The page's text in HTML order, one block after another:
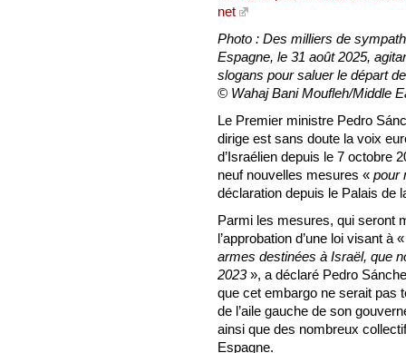
net
Photo : Des milliers de
Espagne, le 31 août 2025,
slogans pour saluer le départ
© Wahaj Bani Moufleh/Middle
Le Premier ministre Pedro
dirige est sans doute la voix
d’Israélien depuis le 7 octobre
neuf nouvelles mesures « pour
déclaration depuis le Palais de
Parmi les mesures, qui
l’approbation d’une loi visant à
armes destinées à Israël, que
2023», a déclaré Pedro
que cet embargo ne serait pas
de l’aile gauche de son
ainsi que des nombreux
Espagne.